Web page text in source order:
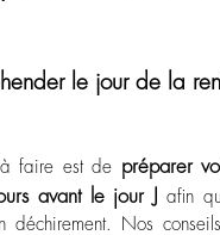
le jour de la
à faire est de préparer
avant le jour J
afin
déchirement. Nos